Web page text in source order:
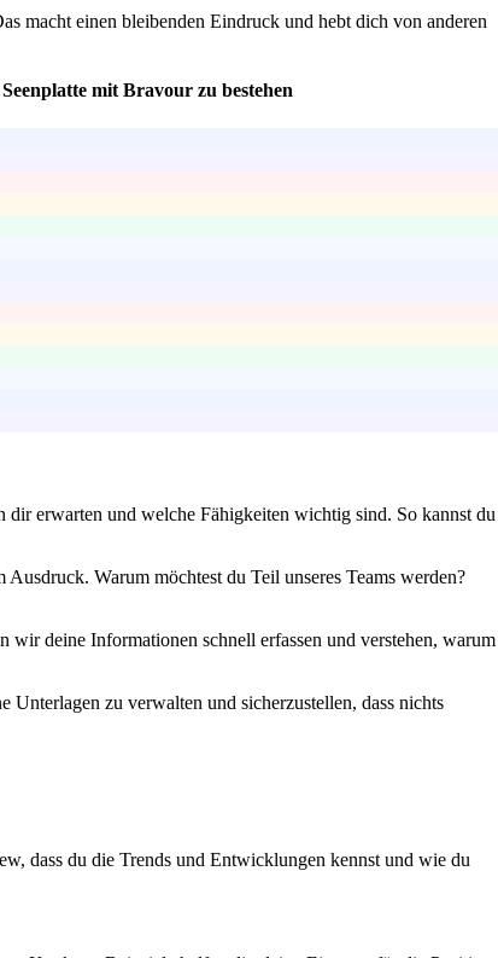
macht einen bleibenden Eindruck und hebt dich von anderen
mit Bravour zu bestehen
erwarten und welche Fähigkeiten wichtig sind. So kannst du
Warum möchtest du Teil unseres Teams werden?
deine Informationen schnell erfassen und verstehen, warum
Unterlagen zu verwalten und sicherzustellen, dass nichts
dass du die Trends und Entwicklungen kennst und wie du